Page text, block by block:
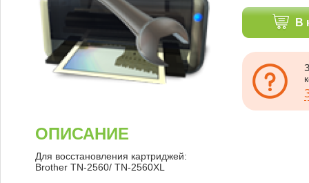
В
ОПИСАНИЕ
Для восстановления картриджей:
Brother TN-2560/ TN-2560XL